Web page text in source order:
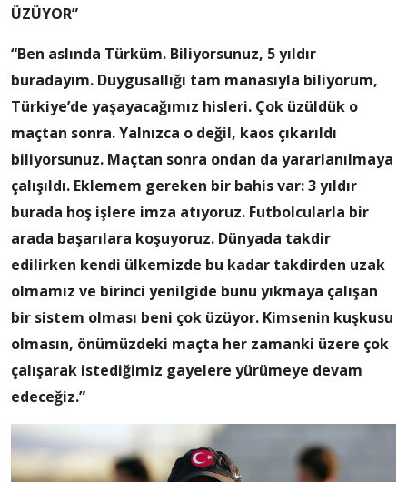
ÜZÜYOR”
“Ben aslında Türküm. Biliyorsunuz, 5 yıldır
buradayım. Duygusallığı tam manasıyla biliyorum,
Türkiye’de yaşayacağımız hisleri. Çok üzüldük o
maçtan sonra. Yalnızca o değil, kaos çıkarıldı
biliyorsunuz. Maçtan sonra ondan da yararlanılmaya
çalışıldı. Eklemem gereken bir bahis var: 3 yıldır
burada hoş işlere imza atıyoruz. Futbolcularla bir
arada başarılara koşuyoruz. Dünyada takdir
edilirken kendi ülkemizde bu kadar takdirden uzak
olmamız ve birinci yenilgide bunu yıkmaya çalışan
bir sistem olması beni çok üzüyor. Kimsenin kuşkusu
olmasın, önümüzdeki maçta her zamanki üzere çok
çalışarak istediğimiz gayelere yürümeye devam
edeceğiz.”